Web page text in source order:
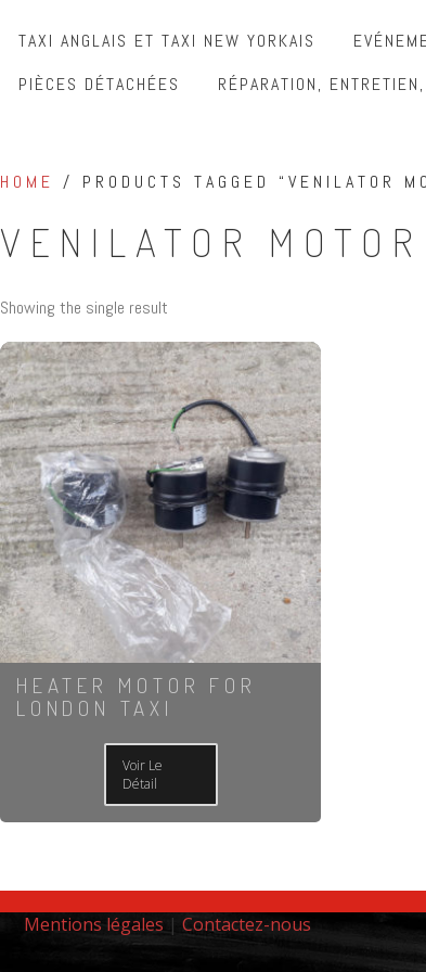
TAXI ANGLAIS ET TAXI NEW YORKAIS
PIÈCES DÉTACHÉES
RÉPARATION,
HOME / PRODUCTS TAGGED “VENILATOR
VENILATOR
Showing the single result
HEATER MOTOR FOR
LONDON TAXI
Voir Le
Détail
Mentions légales | Contactez-nous